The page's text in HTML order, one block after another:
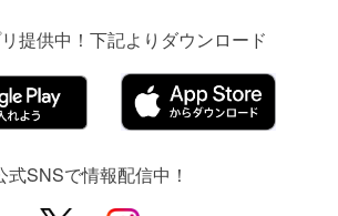
提供中！下記よりダウンロード
式SNSで情報配信中！